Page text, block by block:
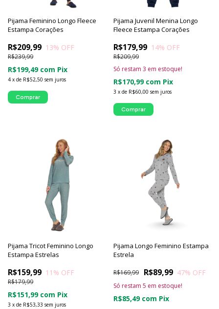
Pijama Feminino Longo Fleece
Estampa Corações
R$209,99
R$239,99
13% OFF
4 x de R$52,50 sem juros
R$199,49 com Pix
Comprar
Pijama Juvenil Menina Longo
Fleece Estampa Corações
R$179,99
R$209,99
14% OFF
3 x de R$60,00 sem juros
R$170,99 com Pix
Só restam 3 em estoque!
Comprar
Pijama Tricot Feminino Longo
Estampa Estrelas
R$159,99
R$179,99
11 % OFF
3 x de R$53,33 sem juros
R$151,99 com Pix
Pijama Longo Feminino Estampa
Estrela
R$89,99
R$169,99 47% OFF
R$85,49 com Pix
Só restam 5 em estoque!